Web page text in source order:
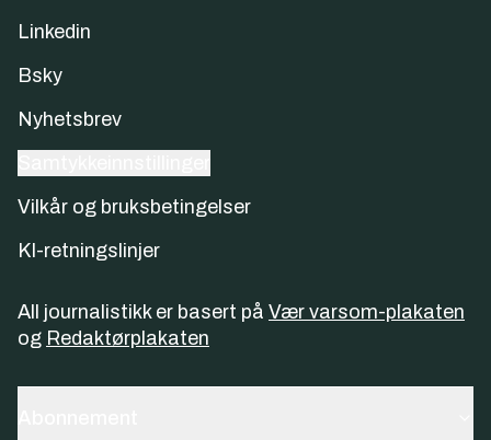
Linkedin
Bsky
Nyhetsbrev
Vilkår og bruksbetingelser
KI-retningslinjer
All journalistikk er basert på Vær varsom-plakaten
og Redaktørplakaten